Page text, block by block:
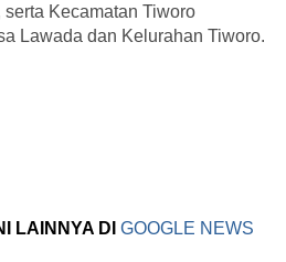
Kecamatan Tiworo
Lawada dan Kelurahan Tiworo.
LAINNYA DI GOOGLE NEWS